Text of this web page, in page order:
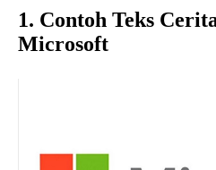
1. Contoh Teks
Microsoft